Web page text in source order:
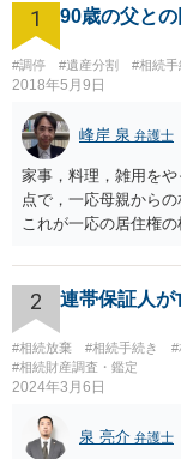
1 90歳の父と
#調停 #遺産分割 #相続手
2018年5月9日
峰岸 泉 弁護士
家事，料理，雑用を
点で，一応母親から
これが一応の居住権
2 連帯保証人が
#相続放棄 #相続手続き #
#相続財産調査・鑑定
2024年3月6日
泉 亮介 弁護士